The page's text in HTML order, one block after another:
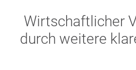
Wirtschaftlicher
durch weitere